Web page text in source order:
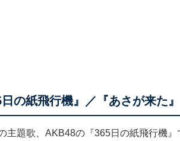
の紙飛行機』／『あさが来た』
主題歌、AKB48の『365日の紙飛行機